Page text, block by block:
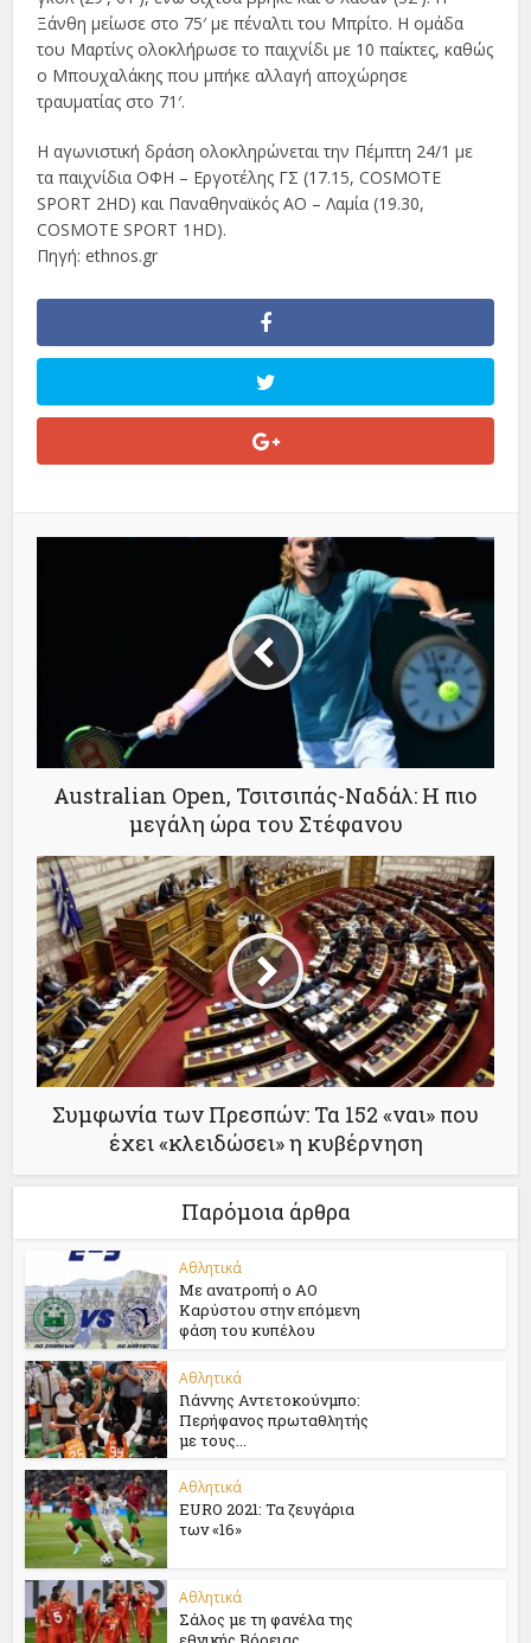
Ξάνθη μείωσε στο 75′ με πέναλτι του Μπρίτο. Η ομάδα
του Μαρτίνς ολοκλήρωσε το παιχνίδι με 10 παίκτες, καθώς
ο Μπουχαλάκης που μπήκε αλλαγή αποχώρησε
τραυματίας στο 71′.
Η αγωνιστική δράση ολοκληρώνεται την Πέμπτη 24/1 με
τα παιχνίδια ΟΦΗ – Εργοτέλης ΓΣ (17.15, COSMOTE
SPORT 2HD) και Παναθηναϊκός ΑΟ – Λαμία (19.30,
COSMOTE SPORT 1HD).
Πηγή: ethnos.gr
Australian Open, Τσιτσιπάς-Ναδάλ: Η πιο
μεγάλη ώρα του Στέφανου
Συμφωνία των Πρεσπών: Τα 152 «ναι» που
έχει «κλειδώσει» η κυβέρνηση
Παρόμοια άρθρα
Αθλητικά
Με ανατροπή ο ΑΟ
Καρύστου στην επόμενη
φάση του κυπέλου
Αθλητικά
Γιάννης Αντετοκούνμπο:
Περήφανος πρωταθλητής
με τους...
Αθλητικά
EURO 2021: Τα ζευγάρια
των «16»
Αθλητικά
Σάλος με τη φανέλα της